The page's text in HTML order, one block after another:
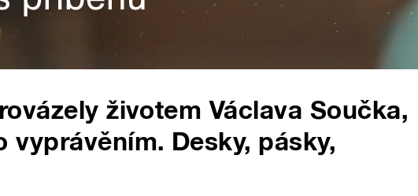
životem Václava Součka,
vyprávěním. Desky, pásky,